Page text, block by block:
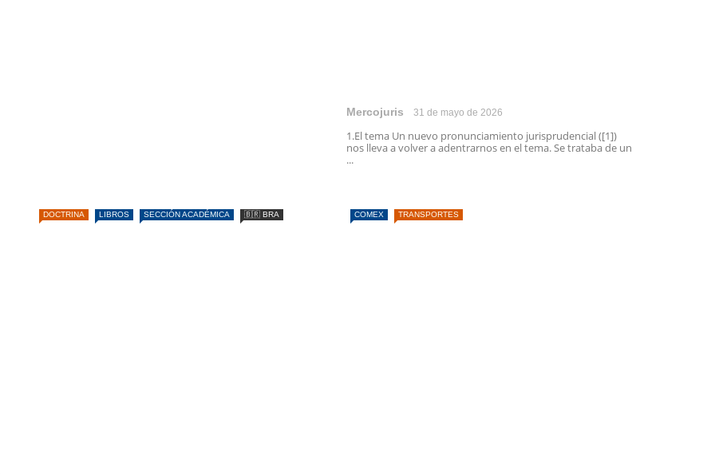
Mercojuris 31 de mayo de 2026
1.El tema Un nuevo pronunciamiento jurisprudencial ([1])
nos lleva a volver a adentrarnos en el tema. Se trataba de un
...
DOCTRINA LIBROS SECCIÓN ACADÉMICA 🇧🇷 BRA COMEX TRANSPORTES